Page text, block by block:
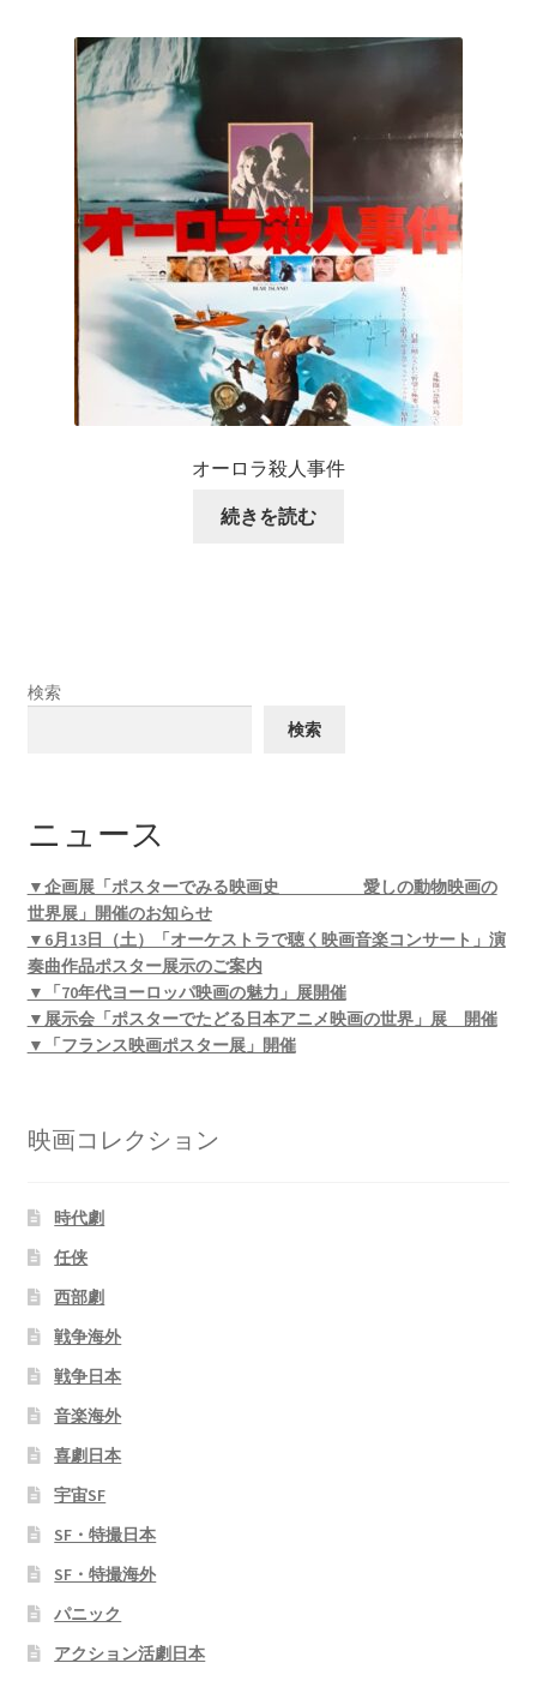
オーロラ殺人事件
続きを読む
検索
検索
ニュース
▼企画展「ポスターでみる映画史 愛しの動物映画の
世界展」開催のお知らせ
▼6月13日（土）「オーケストラで聴く映画音楽コンサート」演
奏曲作品ポスター展示のご案内
▼「70年代ヨーロッパ映画の魅力」展開催
▼展示会「ポスターでたどる日本アニメ映画の世界」展 開催
▼「フランス映画ポスター展」開催
映画コレクション
時代劇
任侠
西部劇
戦争海外
戦争日本
音楽海外
喜劇日本
宇宙SF
SF・特撮日本
SF・特撮海外
パニック
アクション活劇日本